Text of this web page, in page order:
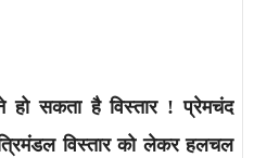
हो सकता है विस्तार !प्रेमचंद
विस्तार को लेकर हलचल